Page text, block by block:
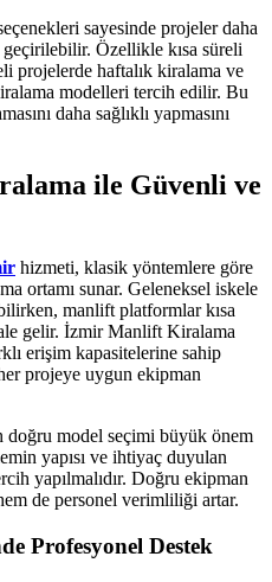
sayesinde projeler daha
Özellikle kısa süreli
projelerde haftalık kiralama ve
modelleri tercih edilir. Bu
daha sağlıklı yapmasını
ile Güvenli ve
hizmeti, klasik yöntemlere göre
ortamı sunar. Geleneksel iskele
manlift platformlar kısa
gelir. İzmir Manlift Kiralama
erişim kapasitelerine sahip
projeye uygun ekipman
doğru model seçimi büyük önem
yapısı ve ihtiyaç duyulan
yapılmalıdır. Doğru ekipman
de personel verimliliği artar.
Profesyonel Destek